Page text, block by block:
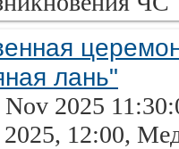
лань"
2025
12:00,